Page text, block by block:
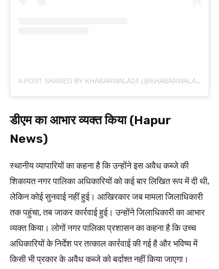
A POST SHARED BY KHABARWALA24 (@KHABARWALA24)
डीएम का आभार व्यक्त किया (Hapur
News)
स्थानीय व्यापारियों का कहना है कि उन्होंने इस अवैध कब्जे की
शिकायत नगर पालिका अधिकारियों को कई बार लिखित रूप में दी थी,
लेकिन कोई सुनवाई नहीं हुई। आखिरकार जब मामला जिलाधिकारी
तक पहुंचा, तब जाकर कार्रवाई हुई। उन्होंने जिलाधिकारी का आभार
व्यक्त किया। लोगों नगर पालिका प्रशासन का कहना है कि उच्च
अधिकारियों के निर्देश पर तत्काल कार्रवाई की गई है और भविष्य में
किसी भी प्रकार के अवैध कब्जे को बर्दाश्त नहीं किया जाएगा।